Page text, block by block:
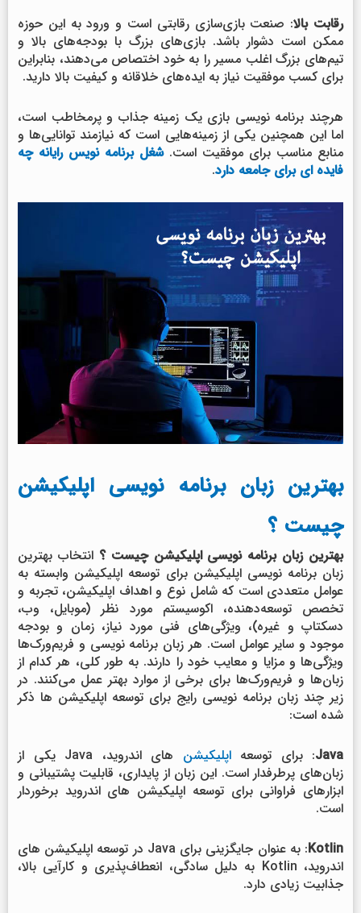
رقابت بالا: صنعت بازی‌سازی رقابتی است و ورود به این حوزه
ممکن است دشوار باشد. بازی‌های بزرگ با بودجه‌های بالا و
تیم‌های بزرگ اغلب مسیر را به خود اختصاص می‌دهند، بنابراین
برای کسب موفقیت نیاز به ایده‌های خلاقانه و کیفیت بالا دارید.
هرچند برنامه نویسی بازی یک زمینه جذاب و پرمخاطب است،
اما این همچنین یکی از زمینه‌هایی است که نیازمند توانایی‌ها و
منابع مناسب برای موفقیت است.شغل برنامه نویس رایانه چه
فایده ای برای جامعه دارد.
بهترین زبان برنامه نویسی اپلیکیشن
چیست ؟
بهترین زبان برنامه نویسی اپلیکیشن چیست ؟ انتخاب بهترین
زبان برنامه نویسی اپلیکیشن برای توسعه اپلیکیشن وابسته به
عوامل متعددی است که شامل نوع و اهداف اپلیکیشن، تجربه و
تخصص توسعه‌دهنده، اکوسیستم مورد نظر (موبایل، وب،
دسکتاپ و غیره)، ویژگی‌های فنی مورد نیاز، زمان و بودجه
موجود و سایر عوامل است. هر زبان برنامه نویسی و فریم‌ورک‌ها
ویژگی‌ها و مزایا و معایب خود را دارند. به طور کلی، هر کدام از
زبان‌ها و فریم‌ورک‌ها برای برخی از موارد بهتر عمل می‌کنند. در
زیر چند زبان برنامه نویسی رایج برای توسعه اپلیکیشن ها ذکر
شده است:
Java: برای توسعه اپلیکیشن
های اندروید، Java یکی از
زبان‌های پرطرفدار است. این زبان از پایداری، قابلیت پشتیبانی و
ابزارهای فراوانی برای توسعه اپلیکیشن های اندروید برخوردار
است.
Kotlin
: به عنوان جایگزینی برای Java در توسعه اپلیکیشن های
اندروید، Kotlin به دلیل سادگی، انعطاف‌پذیری و کارآیی بالا،
جذابیت زیادی دارد.